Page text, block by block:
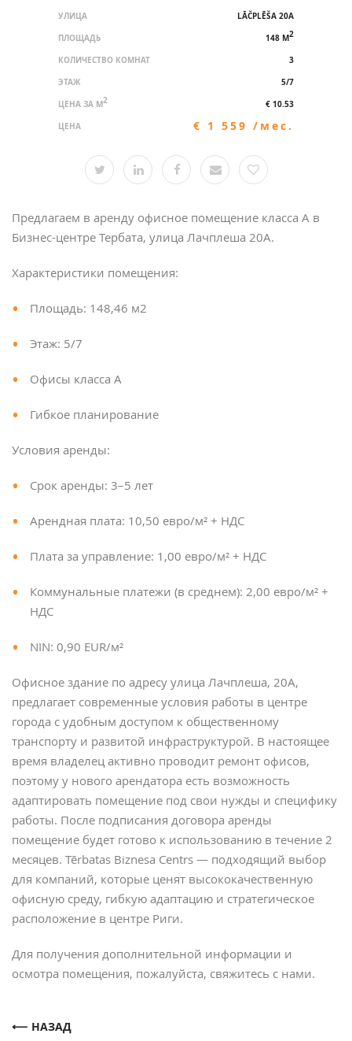
УЛИЦА
LĀČPLĒŠA 20A
ПЛОЩАДЬ
148 M2
КОЛИЧЕСТВО КОМНАТ
3
ЭТАЖ
5/7
ЦЕНА ЗА M2
€ 10.53
ЦЕНА
€ 1 559 /мес.
Предлагаем в аренду офисное помещение класса А в
Бизнес-центре Тербата, улица Лачплеша 20А.
Характеристики помещения:
Площадь: 148,46 м2
Этаж: 5/7
Офисы класса А
Гибкое планирование
Условия аренды:
Срок аренды: 3–5 лет
Арендная плата: 10,50 евро/м² + НДС
Плата за управление: 1,00 евро/м² + НДС
Коммунальные платежи (в среднем): 2,00 евро/м² +
НДС
NIN: 0,90 EUR/м²
Офисное здание по адресу улица Лачплеша, 20А,
предлагает современные условия работы в центре
города с удобным доступом к общественному
транспорту и развитой инфраструктурой. В настоящее
время владелец активно проводит ремонт офисов,
поэтому у нового арендатора есть возможность
адаптировать помещение под свои нужды и специфику
работы. После подписания договора аренды
помещение будет готово к использованию в течение 2
месяцев. Tērbatas Biznesa Centrs — подходящий выбор
для компаний, которые ценят высококачественную
офисную среду, гибкую адаптацию и стратегическое
расположение в центре Риги.
Для получения дополнительной информации и
осмотра помещения, пожалуйста, свяжитесь с нами.
НАЗАД